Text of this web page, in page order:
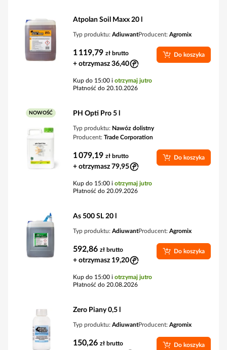
Atpolan Soil Maxx 20 l
Typ produktu: AdiuwantProducent: Agromix
1 119,79 zł brutto
+ otrzymasz 36,40
Do koszyka
Kup do 15:00 i otrzymaj jutro
Płatność do 20.10.2026
NOWOŚĆ PH Opti Pro 5 l
Typ produktu: Nawóz dolistny
Producent: Trade Corporation
1 079,19 zł brutto
+ otrzymasz 79,95
Do koszyka
Kup do 15:00 i otrzymaj jutro
Płatność do 20.09.2026
As 500 SL 20 l
Typ produktu: AdiuwantProducent: Agromix
592,86 zł brutto
+ otrzymasz 19,20
Do koszyka
Kup do 15:00 i otrzymaj jutro
Płatność do 20.08.2026
Zero Piany 0,5 l
Typ produktu: AdiuwantProducent: Agromix
150,26 zł brutto Do koszyka